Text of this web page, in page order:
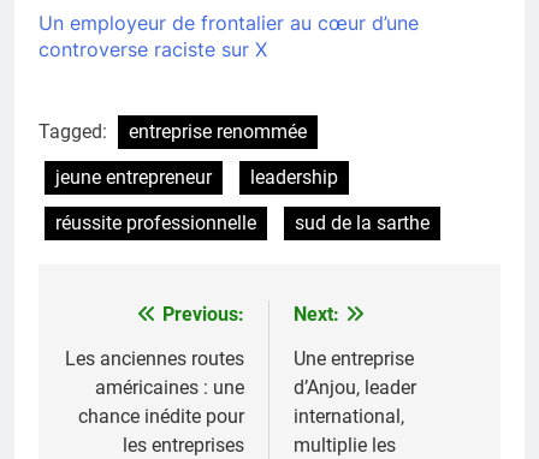
Un employeur de frontalier au cœur d’une
controverse raciste sur X
Tagged:
entreprise renommée
jeune entrepreneur
leadership
réussite professionnelle
sud de la sarthe
Navigation
de
l’article
Previous:
Les anciennes routes
américaines : une
chance inédite pour
les entreprises
Next:
Une entreprise
d’Anjou, leader
international,
multiplie les